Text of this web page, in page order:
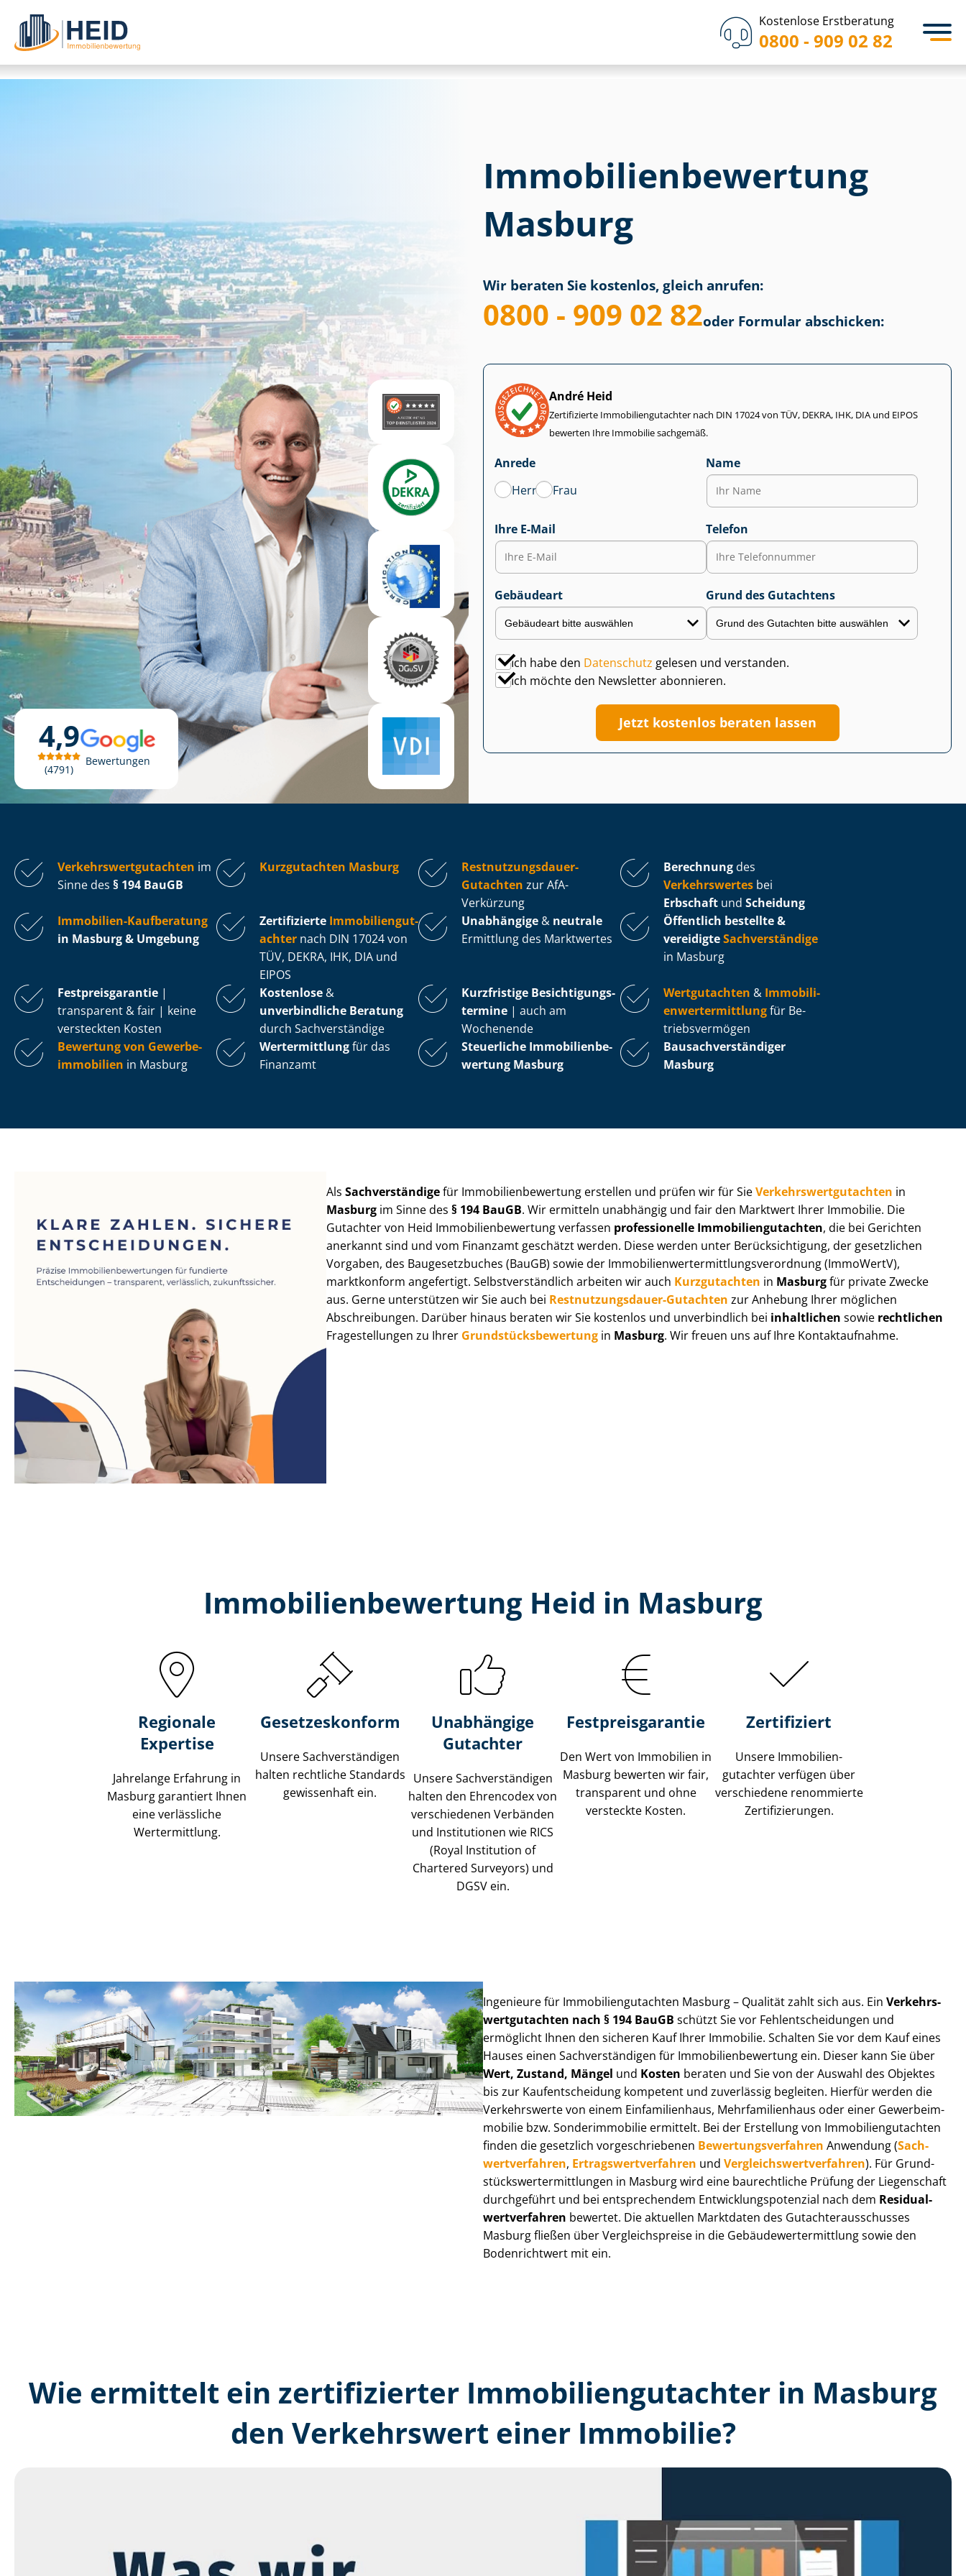
Kostenlose Erstberatung
0800 - 909 02 82
4,9
4791
Bewertungen
Immobilien­bewertung
Masburg
Wir beraten Sie kostenlos, gleich anrufen:
0800 - 909 02 82oder Formular abschicken:
André Heid
Zertifizierte Im­mo­bi­li­en­gut­ach­ter nach DIN 17024 von TÜV, DEKRA, IHK, DIA und EIPOS
bewerten Ihre Immobilie sachgemäß.
Anrede
Herr
Frau
Name
Ihre E-Mail Telefon
Gebäudeart Grund des Gutachtens
Ich habe den Datenschutz gelesen und verstanden.
Ich möchte den Newsletter abonnieren.
Jetzt kostenlos beraten lassen
Ver­kehrs­wert­gut­ach­ten im
Sinne des § 194 BauGB
Kurzgutachten Masburg
Rest­nut­zungs­dau­er-
Gutachten zur AfA-
Verkürzung
Berechnung des
Verkehrswertes bei
Erbschaft und Scheidung
Immobilien-Kaufberatung
in Masburg & Umgebung
Zertifizierte Im­mo­bi­li­en­gut­
ach­ter nach DIN 17024 von
TÜV, DEKRA, IHK, DIA und
EIPOS
Unabhängige & neutrale
Ermittlung des Marktwertes
Öffentlich bestellte &
vereidigteSachverständige
in Masburg
Fest­preis­ga­ran­tie |
transparent & fair | keine
versteckten Kosten
Kostenlose &
unverbindliche Beratung
durch Sachverständige
Kurzfristige Be­sich­ti­gungs­
ter­mi­ne | auch am
Wochenende
Wertgutachten & Im­mo­bi­li­
en­wert­ermitt­lungfür Be­
triebs­ver­mö­gen
Bewertung von Ge­wer­be­
im­mo­bi­li­en in Masburg
Wertermittlungfür das
Finanzamt
Steuerliche Im­mo­bi­li­en­be­
wer­tung Masburg
Bau­sach­ver­stän­di­ger
Masburg
AlsSachverständigefür Im­mo­bi­li­en­be­wer­tung erstellen und prüfen wir für SieVer­kehrs­wert­gut­ach­ten in
Masburg im Sinne des§ 194 BauGB. Wir ermitteln unabhängig und fair den Marktwert Ihrer Immobilie. Die
Gutachter von Heid Im­mo­bi­li­en­be­wer­tung verfassen professionelle Im­mo­bi­li­en­gut­ach­ten, die bei Gerichten
anerkannt sind und vom Finanzamt geschätzt werden. Diese werden unter Be­rück­sich­ti­gung, der gesetzlichen
Vorgaben, des Baugesetzbuches (BauGB) sowie der Im­mo­bi­li­en­wert­ermitt­lungs­ver­ord­nung (ImmoWertV),
marktkonform angefertigt. Selbst­ver­ständ­lich arbeiten wir auch Kurzgutachten in Masburgfür private Zwecke
aus. Gerne unterstützen wir Sie auch bei Rest­nut­zungs­dau­er-Gutachten zur Anhebung Ihrer möglichen
Abschreibungen. Darüber hinaus beraten wir Sie kostenlos und unverbindlich bei inhaltlichen sowie rechtlichen
Fragestellungen zu Ihrer Grund­stücks­be­wer­tung in Masburg. Wir freuen uns auf Ihre Kontaktaufnahme.
Immobilien­bewertung Heid in Masburg
Regionale
Expertise
Jahrelange Erfahrung in
Masburg garantiert Ihnen
eine verlässliche
Wertermittlung.
Gesetzes­konform
Unsere Sach­ver­stän­di­gen
halten rechtliche Standards
gewissenhaft ein.
Unabhängige
Gutachter
Unsere Sach­ver­stän­di­gen
halten den Ehrencodex von
verschiedenen Verbänden
und Institutionen wie RICS
(Royal Institution of
Chartered Surveyors) und
DGSV ein.
Festpreis​garantie
Den Wert von Immobilien in
Masburg bewerten wir fair,
transparent und ohne
versteckte Kosten.
Zertifiziert
Unsere Immobilien­
gutachter verfügen über
verschiedene renommierte
Zer­ti­fi­zie­run­gen.
Ingenieure für Im­mo­bi­li­en­gut­ach­ten Masburg – Qualität zahlt sich aus. Ein Ver­kehrs­
wert­gut­ach­ten nach § 194 BauGB schützt Sie vor Fehl­ent­schei­dun­gen und
ermöglicht Ihnen den sicheren Kauf Ihrer Immobilie. Schalten Sie vor dem Kauf eines
Hauses einen Sach­ver­stän­di­gen für Im­mo­bi­li­en­be­wer­tung ein. Dieser kann Sie über
Wert, Zustand, Mängel und Kosten beraten und Sie von der Auswahl des Objektes
bis zur Kauf­ent­schei­dung kompetent und zuverlässig begleiten. Hierfür werden die
Verkehrswerte von einem Einfamilienhaus, Mehr­fa­mi­li­en­haus oder einer Ge­wer­be­im­
mo­bi­lie bzw. Sonderimmobilie ermittelt. Bei der Erstellung von Im­mo­bi­li­en­gut­ach­ten
finden die gesetzlich vor­ge­schrie­be­nen Be­wer­tungs­ver­fah­ren Anwendung (Sach­
wert­ver­fah­ren, Er­trags­wert­ver­fah­ren und Ver­gleichs­wert­ver­fah­ren). Für Grund­
stücks­wert­ermitt­lun­gen in Masburg wird eine baurechtliche Prüfung der Liegenschaft
durchgeführt und bei entsprechendem Ent­wick­lungs­po­ten­zi­al nach dem Re­si­du­al­
wert­ver­fah­ren bewertet. Die aktuellen Marktdaten des Gut­ach­ter­aus­schus­ses
Masburg fließen über Ver­gleichs­prei­se in die Ge­bäu­de­wert­ermitt­lung sowie den
Bodenrichtwert mit ein.
Wie ermittelt ein zertifizierter Immobilien­gutachter in Masburg
den Verkehrswert einer Immobilie?